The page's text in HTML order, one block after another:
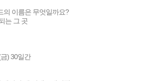
의 이름은 무엇일까요?
는 그 곳
) 30일간